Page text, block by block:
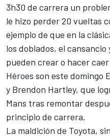
3h30 de carrera un
le hizo perder 20 vueltas
ejemplo de que en la
los doblados, el
pueden crear o hacer
Héroes son este domingo
y Brendon Hartley, que
Mans tras remontar
principio de carrera.
La maldición de Toyota,